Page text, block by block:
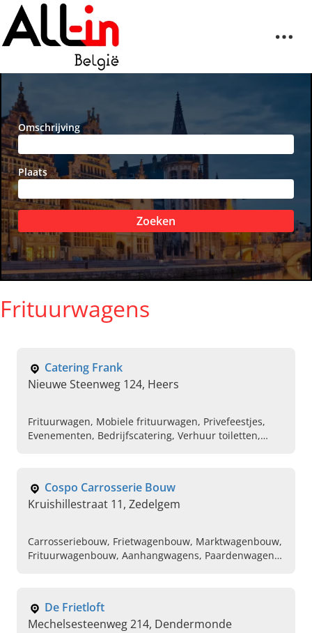
Omschrijving
Plaats
Zoeken
Frituurwagens
Catering Frank
Nieuwe Steenweg 124, Heers
Frituurwagen, Mobiele frituurwagen, Privefeestjes,
Evenementen, Bedrijfscatering, Verhuur toiletten,
Cospo Carrosserie Bouw
Kruishillestraat 11, Zedelgem
Carrosseriebouw, Frietwagenbouw, Marktwagenbouw,
Frituurwagenbouw, Aanhangwagens, Paardenwagens,
De Frietloft
Mechelsesteenweg 214, Dendermonde